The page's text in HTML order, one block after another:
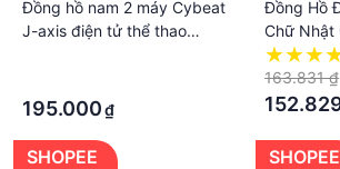
không được cung cấp trong trường
Đồng hồ nam 2 máy Cybeat
J-axis điện tử thể thao
195.000₫
Đồng Hồ
Chữ Nhật
Quang
163.831 ₫
SHOPEE SHOPEE